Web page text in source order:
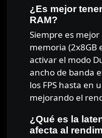
¿Es mejor
RAM?
Siempre es
memoria (2x8GB
activar el modo
ancho de banda
los FPS hasta en
mejorando el
¿Qué es la
afecta al